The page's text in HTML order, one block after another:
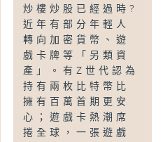
炒樓炒股已經過時?
近年有部分年輕人
轉向加密貨幣、遊
戲卡牌等「另類資
產」。有Z世代認為
持有兩枚比特幣比
擁有百萬首期更安
心；遊戲卡熱潮席
捲全球，一張遊戲